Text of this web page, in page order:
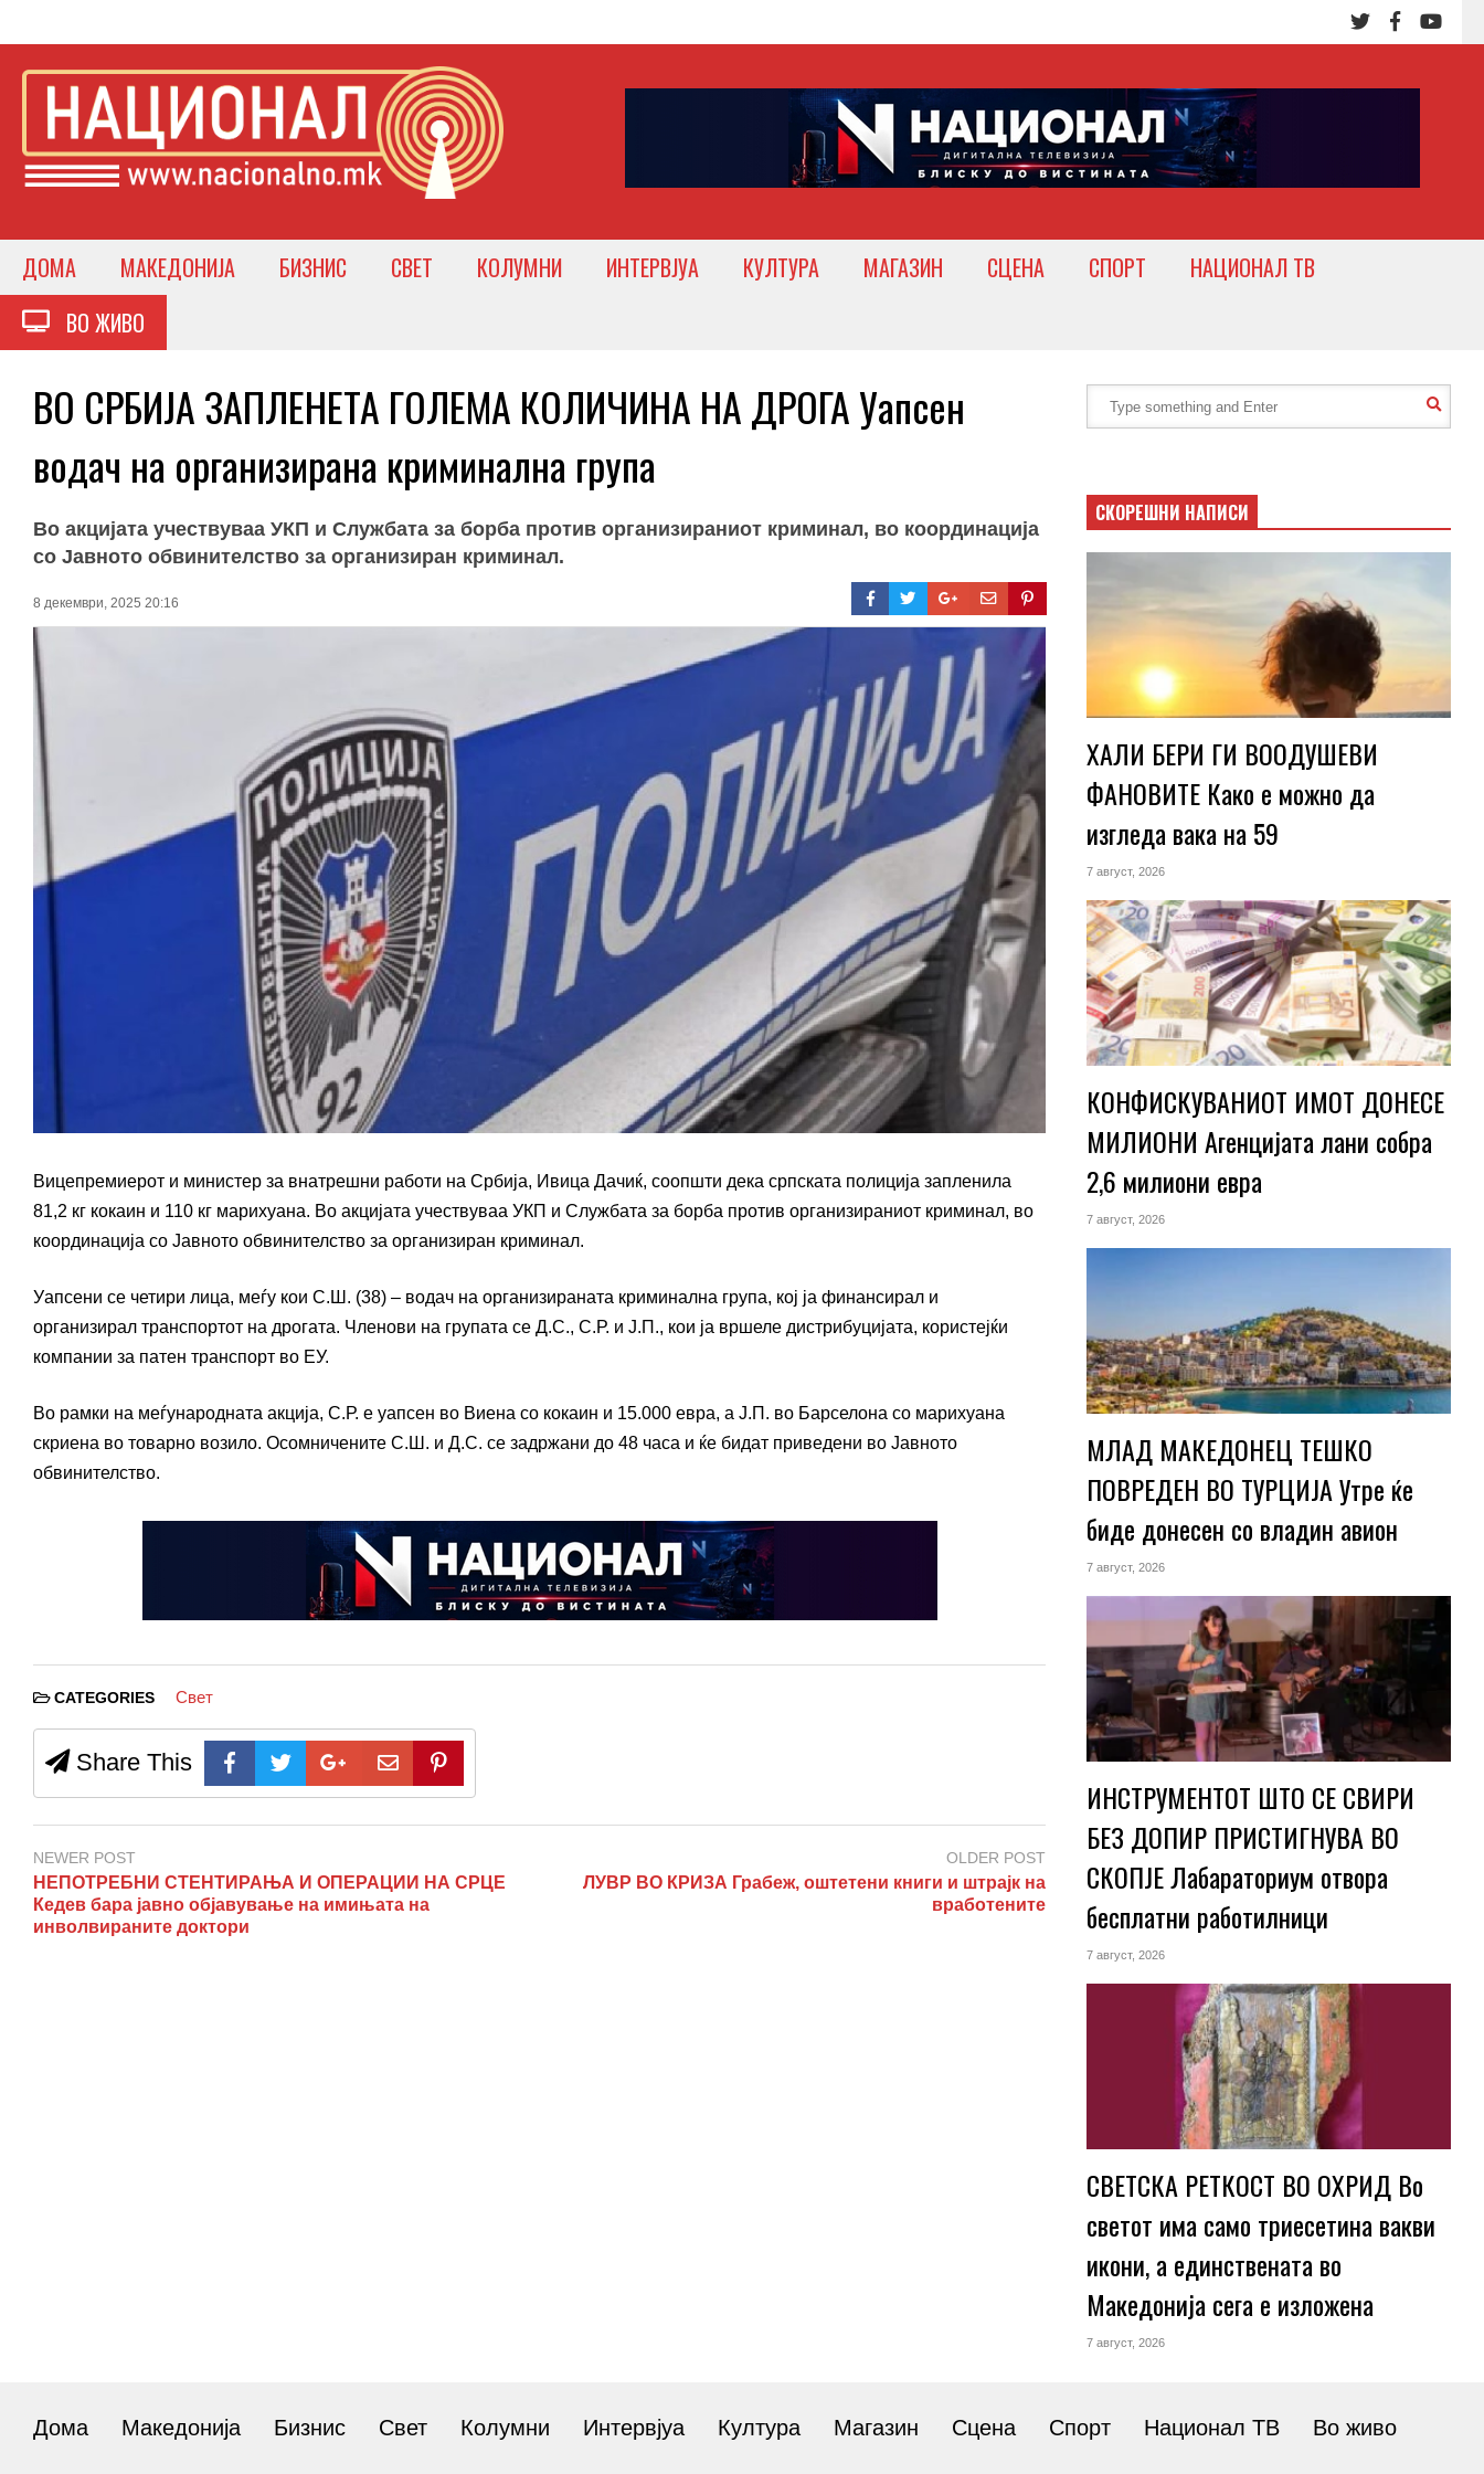
ДОМА МАКЕДОНИЈА БИЗНИС СВЕТ КОЛУМНИ ИНТЕРВЈУА КУЛТУРА МАГАЗИН СЦЕНА СПОРТ
НАЦИОНАЛ ТВ
ВО ЖИВО
ВО СРБИЈА ЗАПЛЕНЕТА ГОЛЕМА КОЛИЧИНА НА ДРОГА Уапсен
водач на организирана криминална група
Во акцијата учествуваа УКП и Службата за борба против организираниот криминал, во координација
со Јавното обвинителство за организиран криминал.
8 декември, 2025 20:16
Вицепремиерот и министер за внатрешни работи на Србија, Ивица Дачиќ, соопшти дека српската полиција запленила
81,2 кг кокаин и 110 кг марихуана. Во акцијата учествуваа УКП и Службата за борба против организираниот криминал, во
координација со Јавното обвинителство за организиран криминал.
Уапсени се четири лица, меѓу кои С.Ш. (38) – водач на организираната криминална група, кој ја финансирал и
организирал транспортот на дрогата. Членови на групата се Д.С., С.Р. и Ј.П., кои ја вршеле дистрибуцијата, користејќи
компании за патен транспорт во ЕУ.
Во рамки на меѓународната акција, С.Р. е уапсен во Виена со кокаин и 15.000 евра, а Ј.П. во Барселона со марихуана
скриена во товарно возило. Осомничените С.Ш. и Д.С. се задржани до 48 часа и ќе бидат приведени во Јавното
обвинителство.
CATEGORIES Свет
Share This
NEWER POST
НЕПОТРЕБНИ СТЕНТИРАЊА И ОПЕРАЦИИ НА СРЦЕ
Кедев бара јавно објавување на имињата на
инволвираните доктори
OLDER POST
ЛУВР ВО КРИЗА Грабеж, оштетени книги и штрајк на
вработените
СКОРЕШНИ НАПИСИ
ХАЛИ БЕРИ ГИ ВООДУШЕВИ
ФАНОВИТЕ Како е можно да
изгледа вака на 59
7 август, 2026
КОНФИСКУВАНИОТ ИМОТ ДОНЕСЕ
МИЛИОНИ Агенцијата лани собра
2,6 милиони евра
7 август, 2026
МЛАД МАКЕДОНЕЦ ТЕШКО
ПОВРЕДЕН ВО ТУРЦИЈА Утре ќе
биде донесен со владин авион
7 август, 2026
ИНСТРУМЕНТОТ ШТО СЕ СВИРИ
БЕЗ ДОПИР ПРИСТИГНУВА ВО
СКОПЈЕ Лабараториум отвора
бесплатни работилници
7 август, 2026
СВЕТСКА РЕТКОСТ ВО ОХРИД Во
светот има само триесетина вакви
икони, а единствената во
Македонија сега е изложена
7 август, 2026
Дома Македонија Бизнис Свет Колумни Интервјуа Култура Магазин Сцена Спорт Национал ТВ Во живо